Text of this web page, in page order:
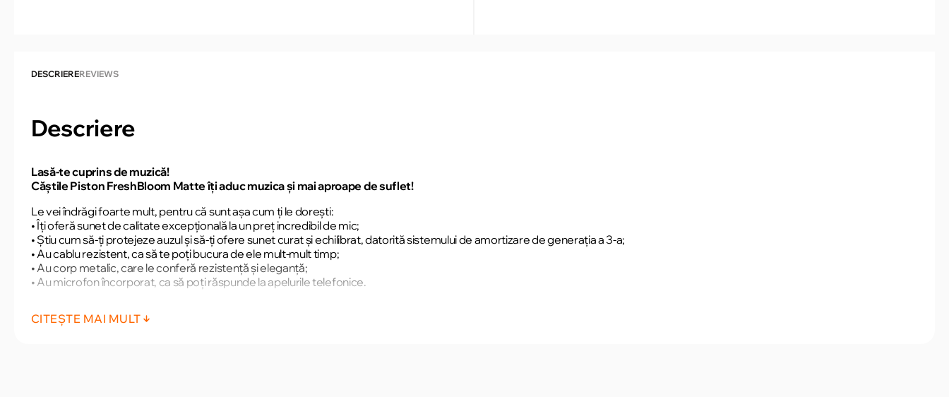
DESCRIEREREVIEWS
Descriere
Lasă-te cuprins de muzică!
Căştile Piston FreshBloom Matte îţi aduc muzica şi mai aproape de suflet!
Le vei îndrăgi foarte mult, pentru că sunt aşa cum ţi le doreşti:
• Îţi oferă sunet de calitate excepţională la un preţ incredibil de mic;
• Ştiu cum să-ţi protejeze auzul şi să-ţi ofere sunet curat şi echilibrat, datorită sistemului de amortizare de generaţia a 3-a;
• Au cablu rezistent, ca să te poţi bucura de ele mult-mult timp;
• Au corp metalic, care le conferă rezistenţă şi eleganţă;
• Au microfon încorporat, ca să poţi răspunde la apelurile telefonice.
CITEȘTE MAI MULT